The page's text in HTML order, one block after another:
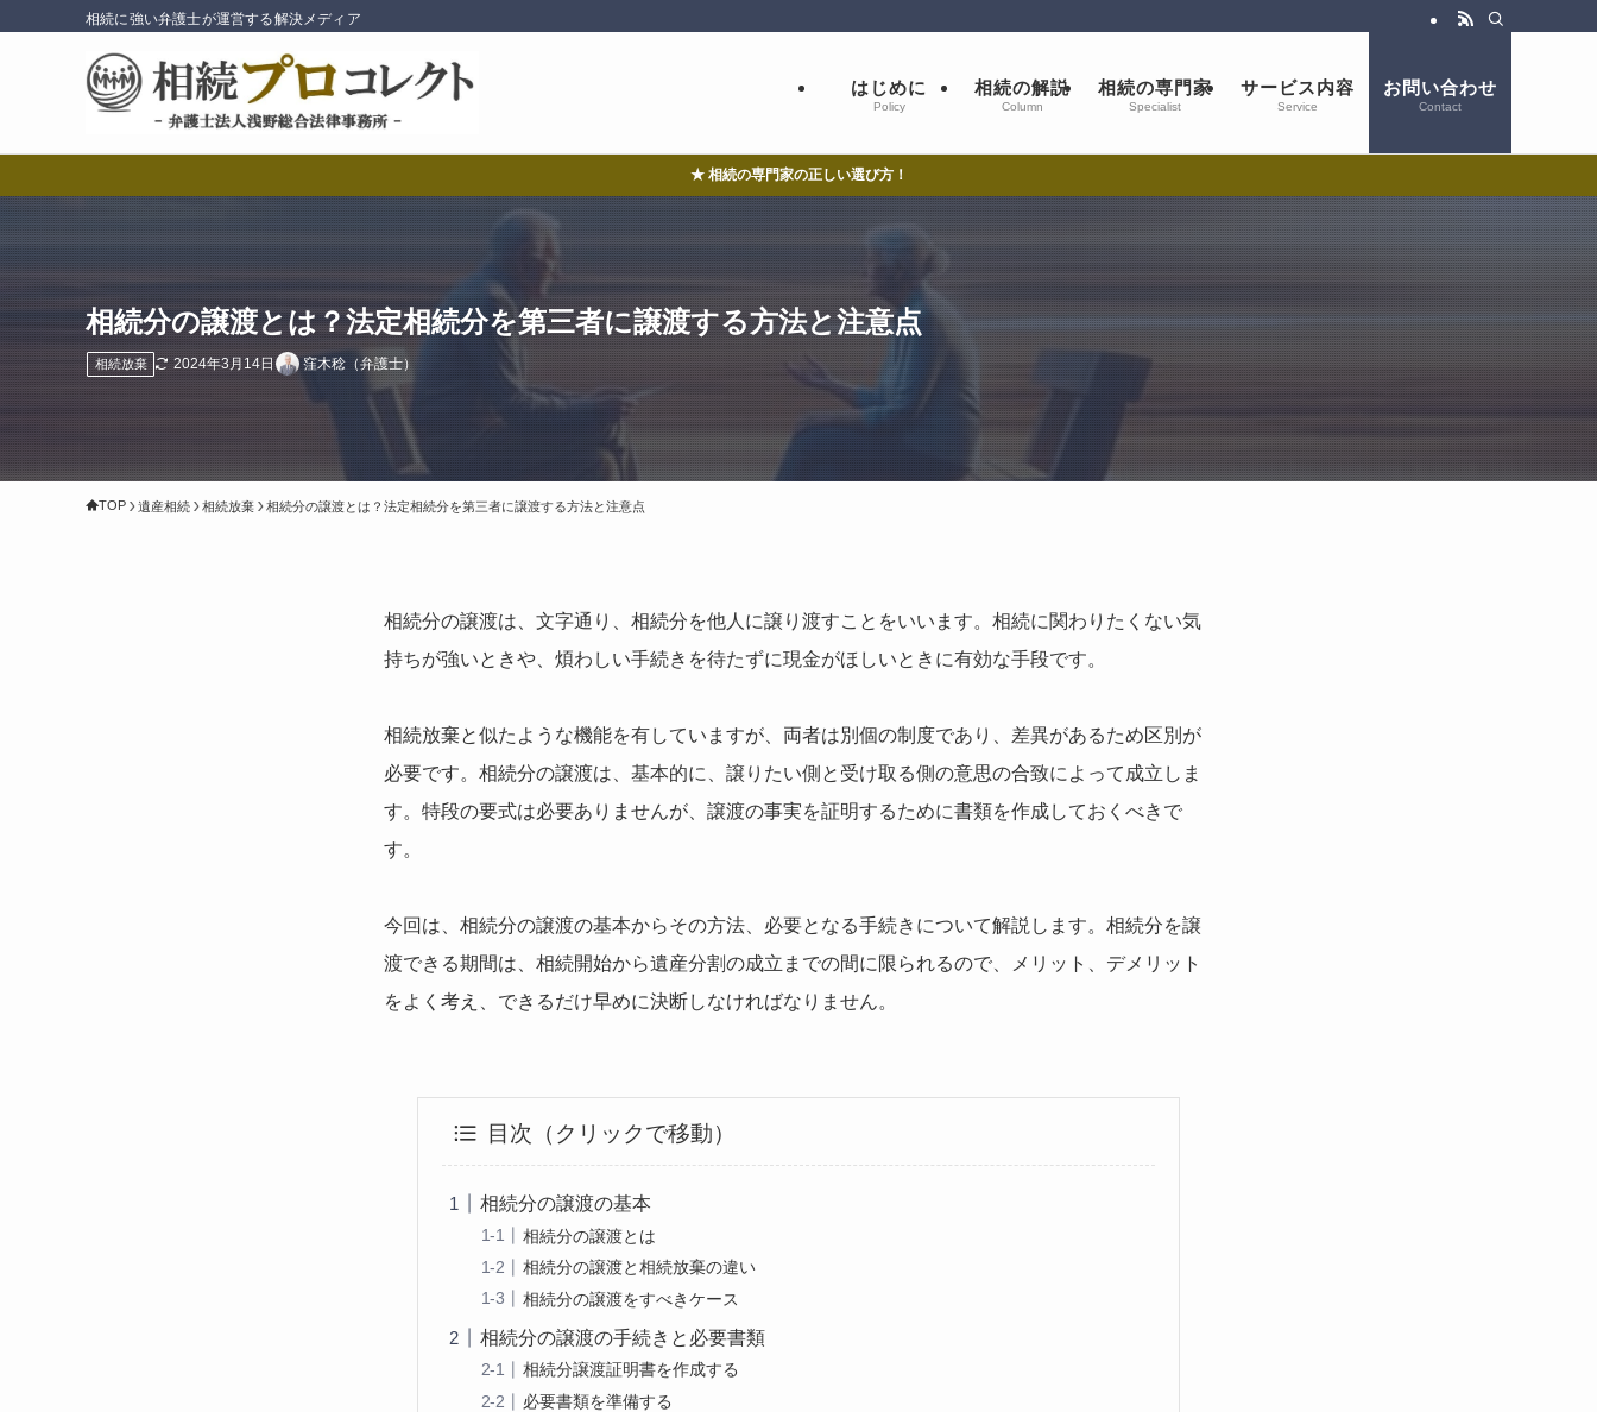
相続に強い弁護士が運営する解決メディア
はじめに
Policy
相続の解説
Column
相続の専門家
Specialist
サービス内容
Service
お問い合わせ
Contact
★ 相続の専門家の正しい選び方！
相続分の譲渡とは？法定相続分を第三者に譲渡する方法と注意点
相続放棄 2024年3月14日 窪木稔（弁護士）
TOP 遺産相続 相続放棄 相続分の譲渡とは？法定相続分を第三者に譲渡する方法と注意点
相続分の譲渡は、文字通り、相続分を他人に譲り渡すことをいいます。相続に関わりたくない気
持ちが強いときや、煩わしい手続きを待たずに現金がほしいときに有効な手段です。
相続放棄と似たような機能を有していますが、両者は別個の制度であり、差異があるため区別が
必要です。相続分の譲渡は、基本的に、譲りたい側と受け取る側の意思の合致によって成立しま
す。特段の要式は必要ありませんが、譲渡の事実を証明するために書類を作成しておくべきで
す。
今回は、相続分の譲渡の基本からその方法、必要となる手続きについて解説します。相続分を譲
渡できる期間は、相続開始から遺産分割の成立までの間に限られるので、メリット、デメリット
をよく考え、できるだけ早めに決断しなければなりません。
目次（クリックで移動）
相続分の譲渡の基本
相続分の譲渡とは
相続分の譲渡と相続放棄の違い
相続分の譲渡をすべきケース
相続分の譲渡の手続きと必要書類
相続分譲渡証明書を作成する
必要書類を準備する